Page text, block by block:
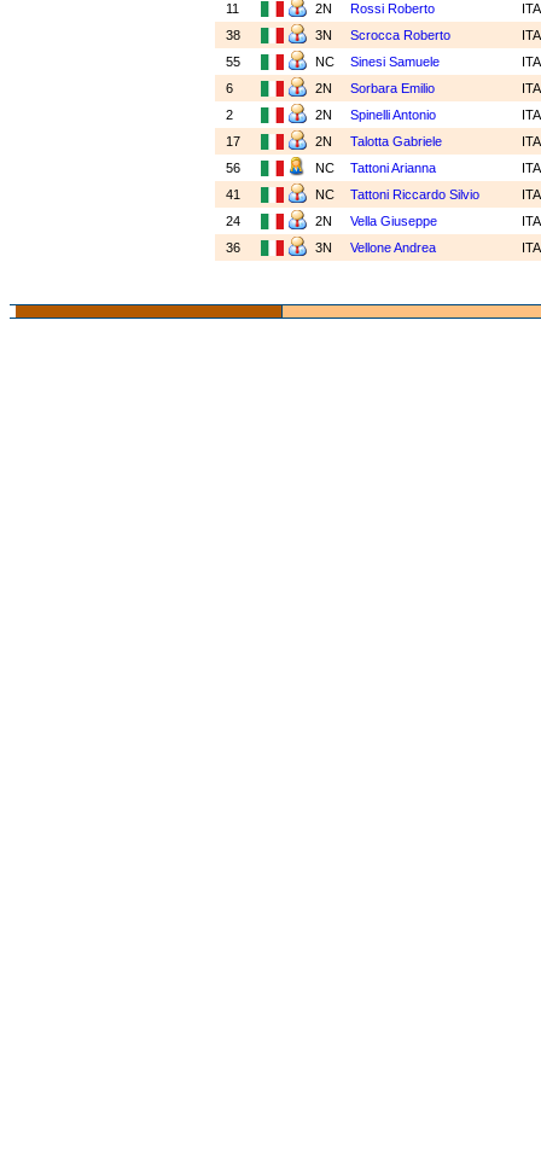
11
2N Rossi Roberto
38
3N Scrocca Roberto
55
NC Sinesi Samuele
6
2N Sorbara Emilio
2
2N Spinelli Antonio
17
2N Talotta Gabriele
56
NC Tattoni Arianna
41
NC Tattoni Riccardo Silvio
24
2N Vella Giuseppe
36
3N Vellone Andrea